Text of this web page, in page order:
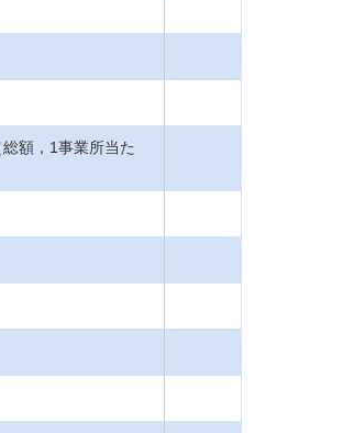
額，1事業所当た